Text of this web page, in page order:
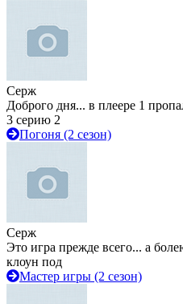
Серж
Доброго дня... в плеере 1
3 серию 2
Погоня (2 сезон)
Серж
Это игра прежде всего... а
клоун под
Мастер игры (2 сезон)